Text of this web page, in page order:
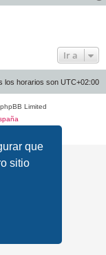
que
sitio
Ir a
los horarios son UTC+02:00
Limited